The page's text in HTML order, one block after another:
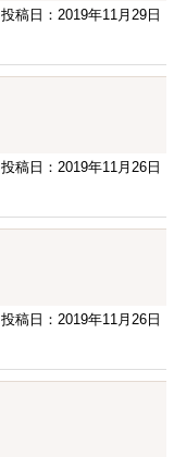
投稿日：2019年11月29日
投稿日：2019年11月26日
投稿日：2019年11月26日